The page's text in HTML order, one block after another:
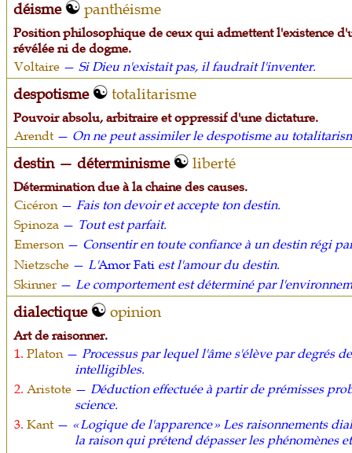
déisme panthéisme
Position philosophique de ceux qui admettent l'existence
révélée ni de dogme.
Voltaire— Si Dieu n'existait pas, il faudrait l'inventer.
despotisme totalitarisme
Pouvoir absolu, arbitraire et oppressif d'une dictature.
Arendt— On ne peut assimiler le despotisme au
destin — déterminisme liberté
Détermination due à la chaine des causes.
Cicéron— Fais ton devoir et accepte ton destin.
Spinoza — Tout est parfait.
Emerson— Consentir en toute confiance à un destin régi
Nietzsche— L'Amor Fati est l'amour du destin.
Skinner— Le comportement est déterminé par
dialectique opinion
Art de raisonner.
1. Platon— Processus par lequel l'âme s'élève par degrés
intelligibles.
2. Aristote— Déduction effectuée à partir de prémisses
science.
3. Kant— « Logique de l'apparence » Les raisonnements
la raison qui prétend dépasser les phénomènes